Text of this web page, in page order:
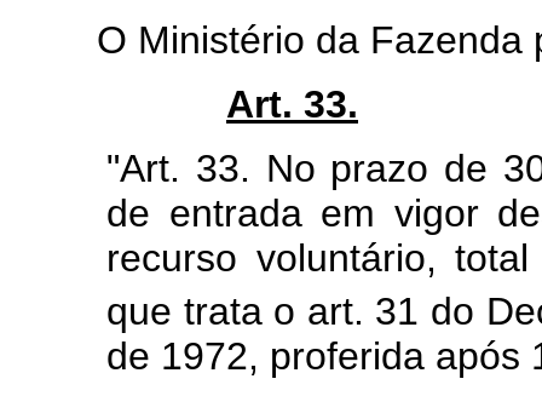
O Ministério da Fazenda
Art. 33.
"Art. 33. No prazo de
de entrada em vigor
recurso voluntário,
que trata o art. 31 do
de 1972, proferida após